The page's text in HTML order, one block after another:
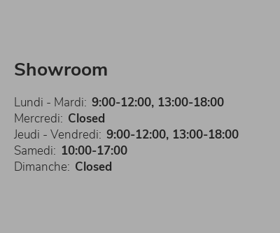
Showroom
Lundi - Mardi: 9:00-12:00, 13:00-18:00
Mercredi: Closed
Jeudi - Vendredi: 9:00-12:00, 13:00-18:00
Samedi: 10:00-17:00
Dimanche: Closed